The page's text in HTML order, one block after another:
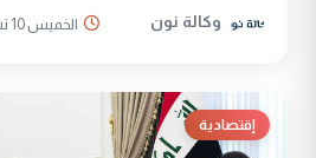
وكالة نون الخميس 10 تشرين الاول 2024
إقتصادية